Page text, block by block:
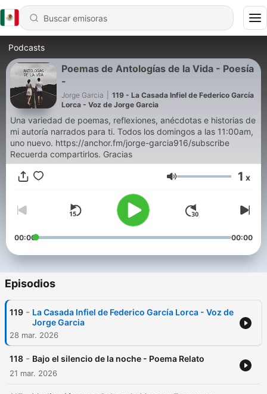
Podcasts
Poemas de Antologías de la Vida - Poesía
-
Jorge Garcia
119 - La Casada Infiel de Federico García
Lorca - Voz de Jorge Garcia
Una variedad de poemas, reflexiones, anécdotas e historias de
mi autoría narrados para ti. Todos los domingos a las 11:00am,
uno nuevo. https://anchor.fm/jorge-garcia916/subscribe
Recuerda compartirlos. Gracias
Volumen 1 x
00:00 00:00
Episodios
119 - La Casada Infiel de Federico García Lorca - Voz de
Jorge Garcia
28 mar. 2026
118 - Bajo el silencio de la noche - Poema Relato
21 mar. 2026